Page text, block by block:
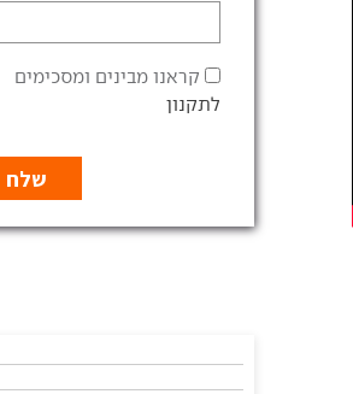
קראנו מבינים ומסכימים
לתקנון